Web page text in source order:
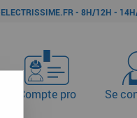
- 8H/12H -
Compte pro Se